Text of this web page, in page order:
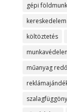
gépi
kereskedelem
költöztetés
műanyag
szalagfüggöny